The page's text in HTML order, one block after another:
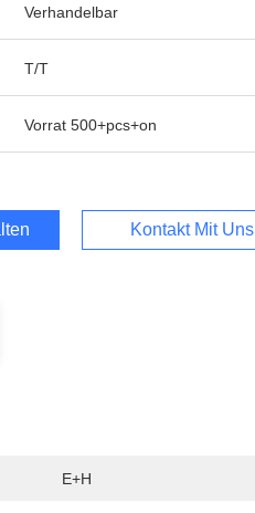
Verhandelbar
T/T
Vorrat 500+pcs+on
Kontakt Mit Uns
E+H